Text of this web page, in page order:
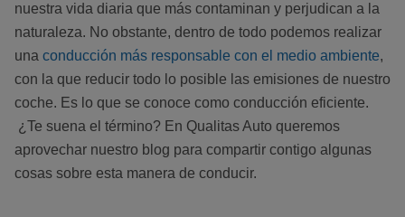
nuestra vida diaria que más contaminan y perjudican a la
naturaleza. No obstante, dentro de todo podemos realizar
una conducción más responsable con el medio ambiente,
con la que reducir todo lo posible las emisiones de nuestro
coche. Es lo que se conoce como conducción eficiente.
¿Te suena el término? En Qualitas Auto queremos
aprovechar nuestro blog para compartir contigo algunas
cosas sobre esta manera de conducir.